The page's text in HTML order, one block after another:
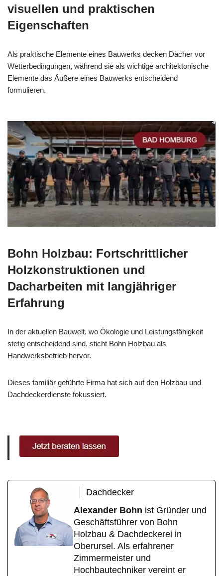
visuellen und praktischen
Eigenschaften
Als praktische Elemente eines Bauwerks decken Dächer vor
Wetterbedingungen, während sie als wichtige architektonische
Elemente das Äußere eines Bauwerks entscheidend
formulieren.
Bohn Holzbau: Fortschrittlicher
Holzkonstruktionen und
Dacharbeiten mit langjähriger
Erfahrung
In der aktuellen Bauwelt, wo Ökologie und Leistungsfähigkeit
stetig entscheidend sind, sticht Bohn Holzbau als
Handwerksbetrieb hervor.
Dieses familiär geführte Firma hat sich auf den Holzbau und
Dachdeckerdienste fokussiert.
Dachdecker
Alexander Bohn ist Gründer und
Geschäftsführer von Bohn
Holzbau & Dachdeckerei in
Oberursel. Als erfahrener
Zimmermeister und
Hochbautechniker vereint er